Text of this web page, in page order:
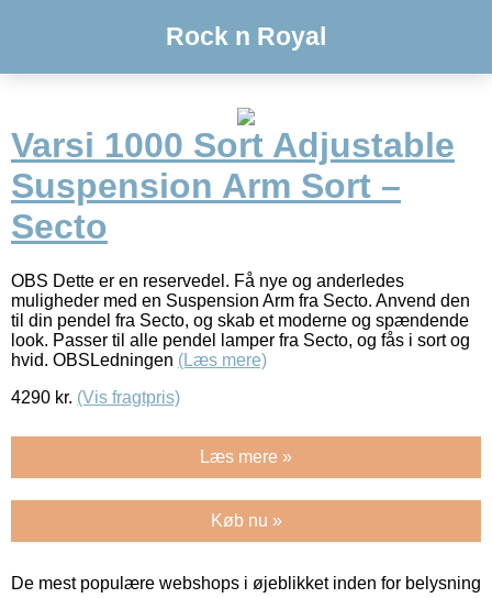
Rock n Royal
Varsi 1000 Sort Adjustable
Suspension Arm Sort –
Secto
OBS Dette er en reservedel. Få nye og anderledes
muligheder med en Suspension Arm fra Secto. Anvend den
til din pendel fra Secto, og skab et moderne og spændende
look. Passer til alle pendel lamper fra Secto, og fås i sort og
hvid. OBSLedningen (Læs mere)
4290 kr. (Vis fragtpris)
Læs mere »
Køb nu »
De mest populære webshops i øjeblikket inden for belysning